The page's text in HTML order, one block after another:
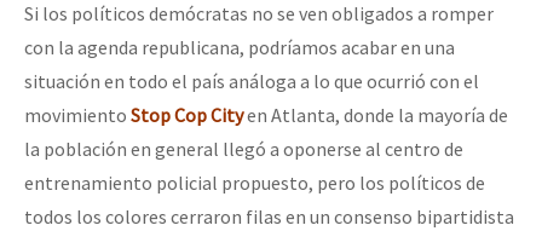
Si los políticos demócratas no se ven obligados a romper
con la agenda republicana, podríamos acabar en una
situación en todo el país análoga a lo que ocurrió con el
movimiento Stop Cop Cityen Atlanta, donde la mayoría de
la población en general llegó a oponerse al centro de
entrenamiento policial propuesto, pero los políticos de
todos los colores cerraron filas en un consenso bipartidista